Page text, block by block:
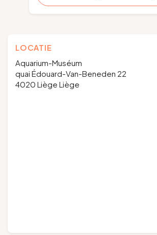
LOCATIE
Aquarium-Muséum
quai Édouard-Van-Beneden 22
4020 Liège Liège